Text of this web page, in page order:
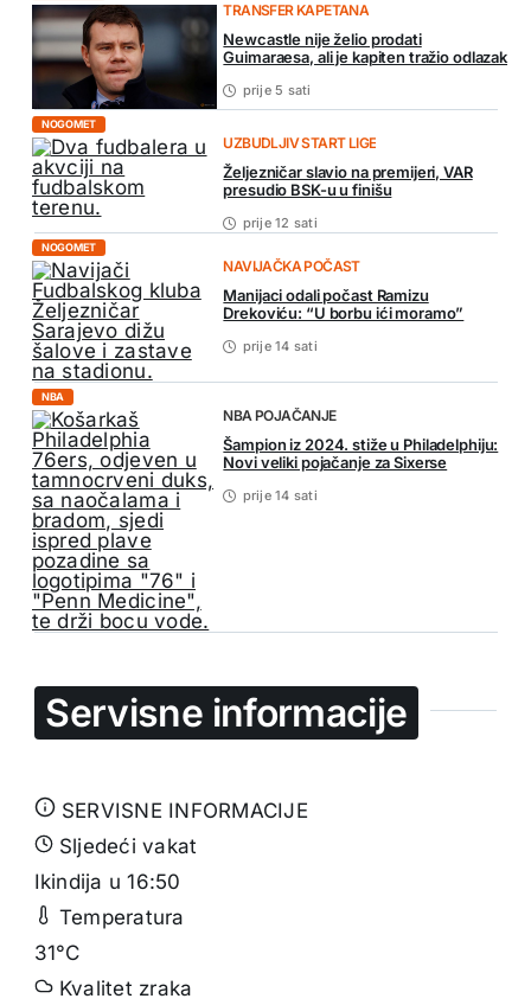
TRANSFER KAPETANA
Newcastle nije želio prodati
Guimaraesa, ali je kapiten tražio odlazak
prije 5 sati
NOGOMET
UZBUDLJIV START LIGE
Željezničar slavio na premijeri, VAR
presudio BSK-u u finišu
prije 12 sati
NOGOMET
NAVIJAČKA POČAST
Manijaci odali počast Ramizu
Drekoviću: “U borbu ići moramo”
prije 14 sati
NBA
NBA POJAČANJE
Šampion iz 2024. stiže u Philadelphiju:
Novi veliki pojačanje za Sixerse
prije 14 sati
Servisne informacije
SERVISNE INFORMACIJE
Sljedeći vakat
Ikindija u 16:50
Temperatura
31°C
Kvalitet zraka